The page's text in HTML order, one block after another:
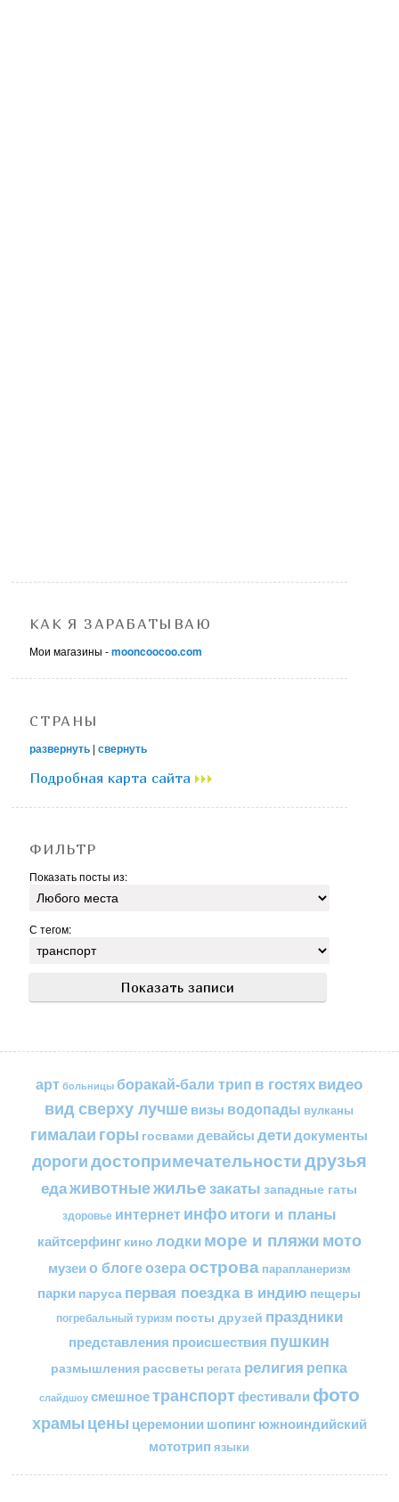
КАК Я ЗАРАБАТЫВАЮ
Мои магазины -mooncoocoo.com
СТРАНЫ
развернуть |свернуть
Подробная карта сайта
ФИЛЬТР
Показать посты из:
С тегом:
арт больницы боракай-бали трип в гостяхвидео
вид сверху лучшевизы водопады вулканы
гималаи горы госвами девайсы детидокументы
дорогидостопримечательностидрузья
едаживотныежильезакаты западные гаты
здоровье интернетинфоитоги и планы
кайтсерфинг кино лодкиморе и пляжимото
музеи о блогеозераострова парапланеризм
парки паруса первая поездка в индию пещеры
погребальный туризм посты друзей праздники
представления происшествия пушкин
размышления рассветы регата религия репка
слайдшоу смешноетранспортфестивали фото
храмы цены церемонии шопингюжноиндийский
мототрип языки